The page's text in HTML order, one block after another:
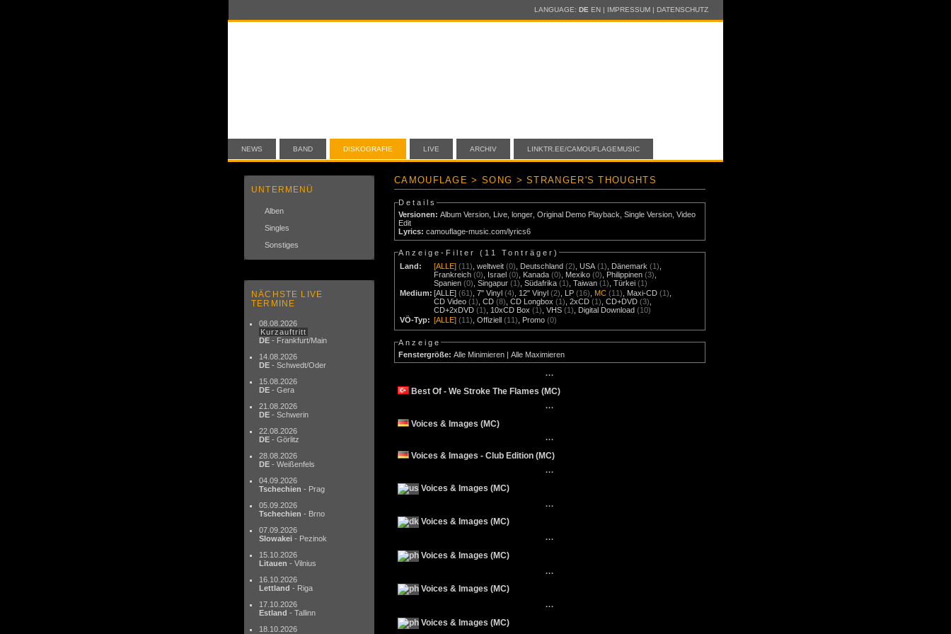
LANGUAGE: DE EN| IMPRESSUM| DATENSCHUTZ
NEWS BAND DISKOGRAFIE LIVE ARCHIV LINKTR.EE/CAMOUFLAGEMUSIC
UNTERMENÜ
Alben
Singles
Sonstiges
NÄCHSTE LIVE
TERMINE
08.08.2026
Kurzauftritt
DE - Frankfurt/Main
14.08.2026
DE - Schwedt/Oder
15.08.2026
DE - Gera
21.08.2026
DE - Schwerin
22.08.2026
DE - Görlitz
28.08.2026
DE - Weißenfels
04.09.2026
Tschechien - Prag
05.09.2026
Tschechien - Brno
07.09.2026
Slowakei - Pezinok
15.10.2026
Litauen - Vilnius
16.10.2026
Lettland - Riga
17.10.2026
Estland - Tallinn
18.10.2026
CAMOUFLAGE > SONG > STRANGER'S THOUGHTS
Details
Versionen: Album Version, Live, longer,Original Demo Playback,Single Version,Video
Edit
Lyrics: camouflage-music.com/lyrics6
Anzeige-Filter ( 11 Tonträger)
Land:
[ALLE] (11) ,weltweit (0) Deutschland (2) ,USA (1) Dänemark (1)
Frankreich (0) Israel (0) Kanada (0) Mexiko (0) Philippinen (3)
Spanien (0) ,Singapur (1) ,Südafrika (1) ,Taiwan (1) ,Türkei (1)
Medium: [ALLE] (61) ,7" Vinyl (4) 12" Vinyl (2) LP (16) MC (11) Maxi-CD (1)
CD Video (1) ,CD (8) ,CD Longbox (1) ,2xCD (1) ,CD+DVD (3)
CD+2xDVD (1) 10xCD Box (1) ,VHS (1) Digital Download (10)
VÖ-Typ: [ALLE] (11) ,Offiziell (11) Promo (0)
Anzeige
Fenstergröße: Alle Minimieren |Alle Maximieren
···
Best Of - We Stroke The Flames (MC)
···
Voices & Images (MC)
···
Voices & Images - Club Edition (MC)
···
Voices & Images (MC)
···
Voices & Images (MC)
···
Voices & Images (MC)
···
Voices & Images (MC)
···
Voices & Images (MC)